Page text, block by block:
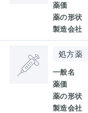
薬価
薬の形状
製造会社
処方薬
一般名
薬価
薬の形状
製造会社